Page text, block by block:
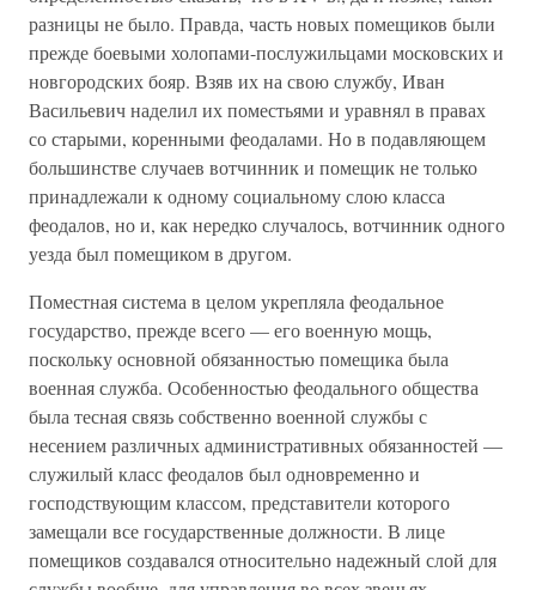
разницы не было. Правда, часть новых помещиков были
прежде боевыми холопами-послужильцами московских и
новгородских бояр. Взяв их на свою службу, Иван
Васильевич наделил их поместьями и уравнял в правах
со старыми, коренными феодалами. Но в подавляющем
большинстве случаев вотчинник и помещик не только
принадлежали к одному социальному слою класса
феодалов, но и, как нередко случалось, вотчинник одного
уезда был помещиком в другом.
Поместная система в целом укрепляла феодальное
государство, прежде всего — его военную мощь,
поскольку основной обязанностью помещика была
военная служба. Особенностью феодального общества
была тесная связь собственно военной службы с
несением различных административных обязанностей —
служилый класс феодалов был одновременно и
господствующим классом, представители которого
замещали все государственные должности. В лице
помещиков создавался относительно надежный слой для